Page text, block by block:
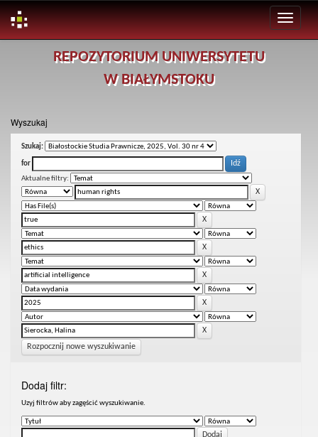
REPOZYTORIUM UNIWERSYTETU
W BIAŁYMSTOKU
Wyszukaj
Szukaj:
for
Aktualne filtry:
Rozpocznij nowe wyszukiwanie
Dodaj filtr:
Uzyj filtrów aby zagęścić wyszukiwanie.